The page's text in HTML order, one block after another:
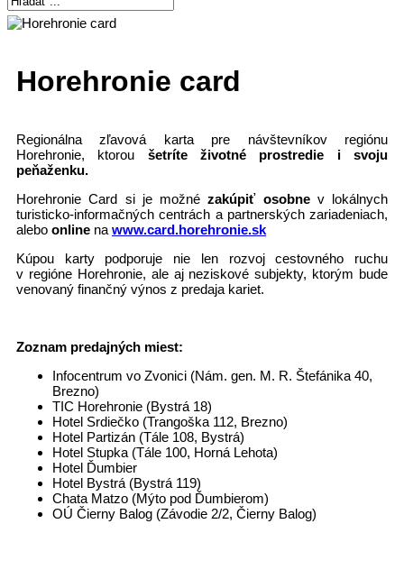
Horehronie card
Regionálna zľavová karta pre návštevníkov regiónu
Horehronie, ktorou šetríte životné prostredie i svoju
peňaženku.
Horehronie Card si je možnézakúpiť osobnev lokálnych
turisticko-informačných centrách a partnerských zariadeniach,
alebo online na www.card.horehronie.sk
Kúpou karty podporuje nie len rozvoj cestovného ruchu
v regióne Horehronie, ale aj neziskové subjekty, ktorým bude
venovaný finančný výnos z predaja kariet.
Zoznam predajných miest:
Infocentrum vo Zvonici (Nám. gen. M. R. Štefánika 40,
Brezno)
TIC Horehronie (Bystrá 18)
Hotel Srdiečko (Trangoška 112, Brezno)
Hotel Partizán (Tále 108, Bystrá)
Hotel Stupka (Tále 100, Horná Lehota)
Hotel Ďumbier
Hotel Bystrá (Bystrá 119)
Chata Matzo (Mýto pod Ďumbierom)
OÚ Čierny Balog (Závodie 2/2, Čierny Balog)